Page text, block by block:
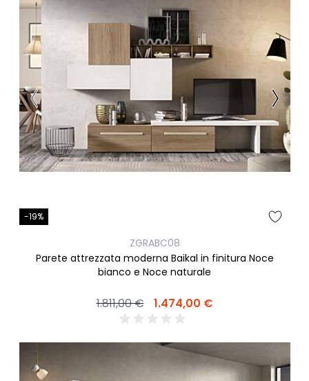
-19%
ZGRABC08
Parete attrezzata moderna Baikal in finitura Noce
bianco e Noce naturale
1.811,00 € 1.474,00 €